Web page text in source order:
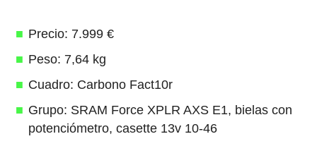
Precio: 7.999 €
Peso: 7,64 kg
Cuadro: Carbono Fact10r
Grupo: SRAM Force XPLR AXS E1, bielas con
potenciómetro, casette 13v 10-46